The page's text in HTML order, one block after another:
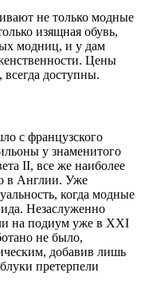
не только модные
изящная обувь,
модниц, и у дам
Цены
доступны.
с французского
у знаменитого
II, все же наиболее
в Англии. Уже
когда модные
Незаслуженно
на подиум уже в XXI
не было,
добавив лишь
претерпели